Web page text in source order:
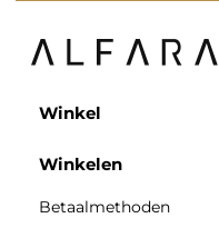
Winkel
Winkelen
Betaalmethoden